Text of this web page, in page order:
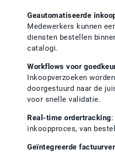
Geautomatiseerde
Medewerkers kunnen
diensten bestellen
catalogi.
Workflows voor
Inkoopverzoeken
doorgestuurd naar de
voor snelle validatie.
Real-time ordertracking
inkoopproces, van
Geïntegreerde